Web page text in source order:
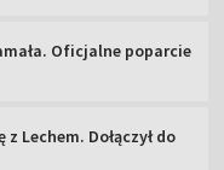
Oficjalne poparcie
Lechem. Dołączył do